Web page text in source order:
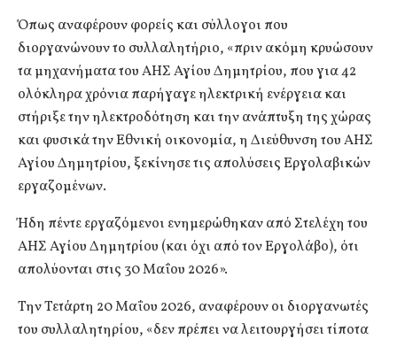
Όπως αναφέρουν φορείς και σύλλογοι που
διοργανώνουν το συλλαλητήριο, «πριν ακόμη κρυώσουν
τα μηχανήματα του ΑΗΣ Αγίου Δημητρίου, που για 42
ολόκληρα χρόνια παρήγαγε ηλεκτρική ενέργεια και
στήριξε την ηλεκτροδότηση και την ανάπτυξη της χώρας
και φυσικά την Εθνική οικονομία, η Διεύθυνση του ΑΗΣ
Αγίου Δημητρίου, ξεκίνησε τις απολύσεις Εργολαβικών
εργαζομένων.
Ήδη πέντε εργαζόμενοι ενημερώθηκαν από Στελέχη του
ΑΗΣ Αγίου Δημητρίου (και όχι από τον Εργολάβο), ότι
απολύονται στις 30 Μαΐου 2026».
Την Τετάρτη 20 Μαΐου 2026, αναφέρουν οι διοργανωτές
του συλλαλητηρίου, «δεν πρέπει να λειτουργήσει τίποτα